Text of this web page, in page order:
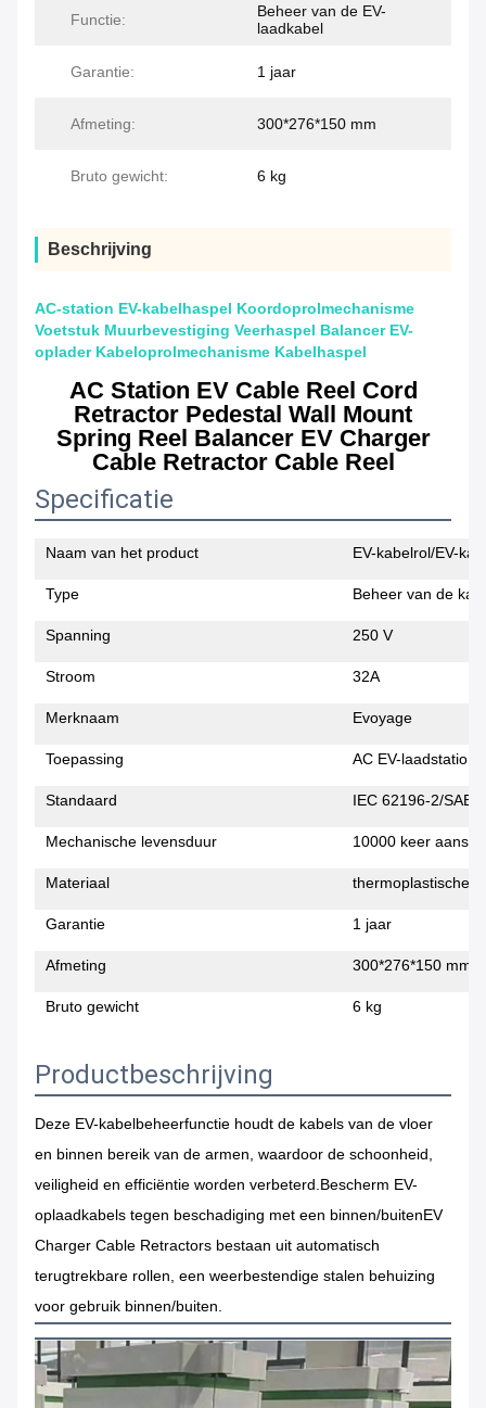
Functie:
Beheer van de EV-
laadkabel
Garantie: 1 jaar
Afmeting: 300*276*150 mm
Bruto gewicht: 6 kg
Beschrijving
AC-station EV-kabelhaspel Koordoprolmechanisme
Voetstuk Muurbevestiging Veerhaspel Balancer EV-
oplader Kabeloprolmechanisme Kabelhaspel
AC Station EV Cable Reel Cord
Retractor Pedestal Wall Mount
Spring Reel Balancer EV Charger
Cable Retractor Cable Reel
Specificatie
Naam van het product EV-kabelrol/EV-
Type Beheer van de
Spanning 250 V
Stroom 32A
Merknaam Evoyage
Toepassing AC EV-laadstation
Standaard IEC 62196-2/SAE
Mechanische levensduur 10000 keer
Materiaal thermoplastische
Garantie 1 jaar
Afmeting 300*276*150 mm
Bruto gewicht 6 kg
Productbeschrijving
Deze EV-kabelbeheerfunctie houdt de kabels van de vloer
en binnen bereik van de armen, waardoor de schoonheid,
veiligheid en efficiëntie worden verbeterd.Bescherm EV-
oplaadkabels tegen beschadiging met een binnen/buitenEV
Charger Cable Retractors bestaan uit automatisch
terugtrekbare rollen, een weerbestendige stalen behuizing
voor gebruik binnen/buiten.